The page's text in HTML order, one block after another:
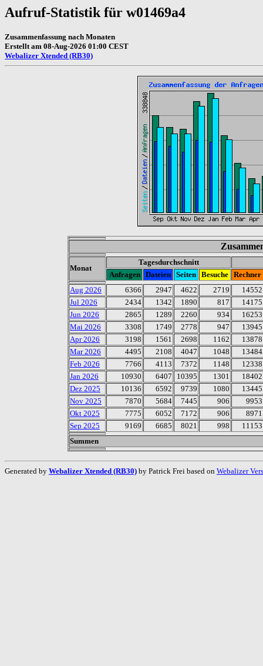
Aufruf-Statistik für w01469a4
Zusammenfassung nach Monaten
Erstellt am 08-Aug-2026 01:00 CEST
Webalizer Xtended (RB30)
Monat
Tagesdurchschnitt
Anfragen
Dateien Seiten Besuche Rechner
Aug 2026
6366 2947 4622 2719
14552
Jul 2026
2434 1342 1890 817
14175
Jun 2026
2865 1289 2260 934
16253
Mai 2026
3308 1749 2778 947
13945
Apr 2026
3198 1561 2698 1162
13878
Mar 2026
4495 2108 4047 1048
13484
Feb 2026
7766 4113 7372 1148
12338
Jan 2026
10930 6407 10395 1301
18402
Dez 2025
10136 6592 9739 1080
13445
Nov 2025
7870 5684 7445 906
9953
Okt 2025
7775 6052 7172 906
8971
Sep 2025
9169 6685 8021 998
11153
Summen
Generated by Webalizer Xtended (RB30) by Patrick Frei based on Webalizer